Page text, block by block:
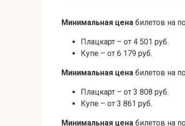
Минимальная цена билетов на
Плацкарт – от 4 501 руб.
Купе – от 6 179 руб.
Минимальная цена билетов на
Плацкарт – от 3 808 руб.
Купе – от 3 861 руб.
Минимальная цена билетов на